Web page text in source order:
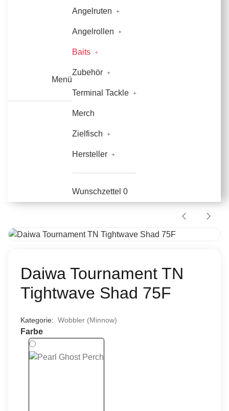
Menü
Angelruten
Angelrollen
Baits
Zubehör
Terminal Tackle
Merch
Zielfisch
Hersteller
Wunschzettel 0
Daiwa Tournament TN
Tightwave Shad 75F
Kategorie: Wobbler (Minnow)
Farbe